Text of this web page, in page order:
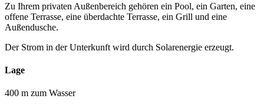
Zu Ihrem privaten Außenbereich gehören ein Pool, ein Garten, eine
offene Terrasse, eine überdachte Terrasse, ein Grill und eine
Außendusche.
Der Strom in der Unterkunft wird durch Solarenergie erzeugt.
Lage
400 m zum Wasser